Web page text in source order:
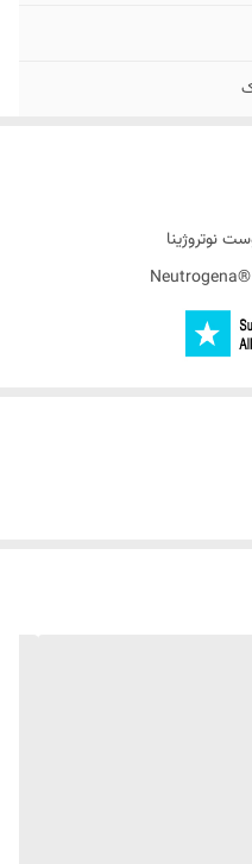
نوتروژینا
، از آسیب دیدن پوست جلوگیری
حتی در روزهای ابری و مه ، باز